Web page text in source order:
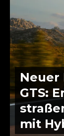
Neuer
GTS:
mit